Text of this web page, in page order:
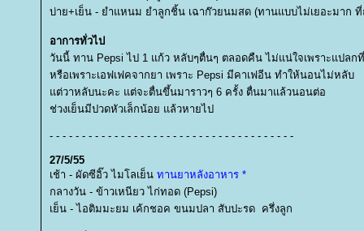
บ่าย+เย็น - ยำแหนม ยำลูกชิ้น เฉาก๊วยนมสด (ทานแบบไม่เยอะมาก
อาการทั่วไป
วันนี้ ทาน Pepsi ไป 1 แก้ว หลับๆตื่นๆ ตลอดคืน ไม่แน่ใจเพราะแปลก
หรือเพราะเอฟเฟคจากยา เพราะ Pepsi มีคาเฟอีน ทำให้นอนไม่หลับ
ต่วาหลับนะคะ แต่จะตื่นขึ้นมาราวๆ 6 ครั้ง ตื่นมาแล้วนอนต่อ
ช่วงเย็นมีปวดหัวเล็กน้อย แล้วหายไป
- - - - - - - - - - - - - - - - - - - - - - - - - - - - - - - - - - - - - -
27/5/55
เช้า - ผัดซีอิ๊ว ไมโลเย็น ทานยาหลังอาหาร *
กลางวัน - ข้าวเหนียว ไก่ทอด (Pepsi)
เย็น - ไอติมมะยม เค้กชอค ขนมปลา สับปะรด ครึ่งลูก